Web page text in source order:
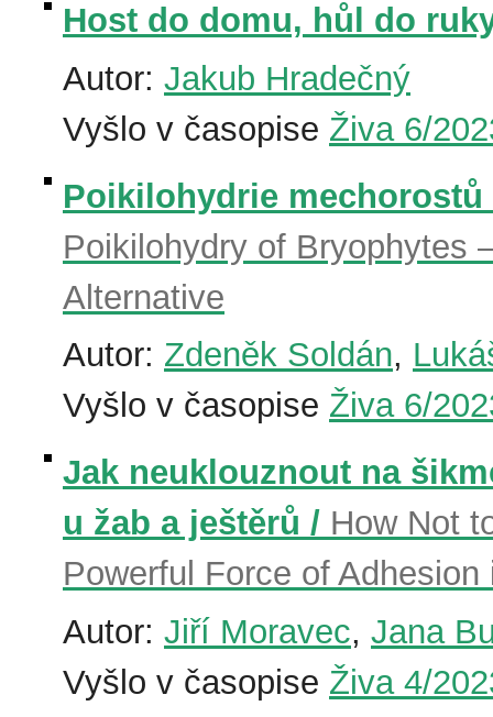
Host do domu, hůl do
Autor: Jakub Hradečný
Vyšlo v časopise Živa 6/
Poikilohydrie
Poikilohydry of Bryophytes
Alternative
Autor: Zdeněk Soldán,
Vyšlo v časopise Živa 6/
Jak neuklouznout na
u žab a ještěrů / How Not
Powerful Force of
Autor: Jiří Moravec, Jana
Vyšlo v časopise Živa 4/